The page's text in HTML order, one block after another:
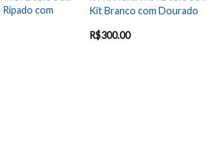
com
Kit Branco com Dourado
R$300.00